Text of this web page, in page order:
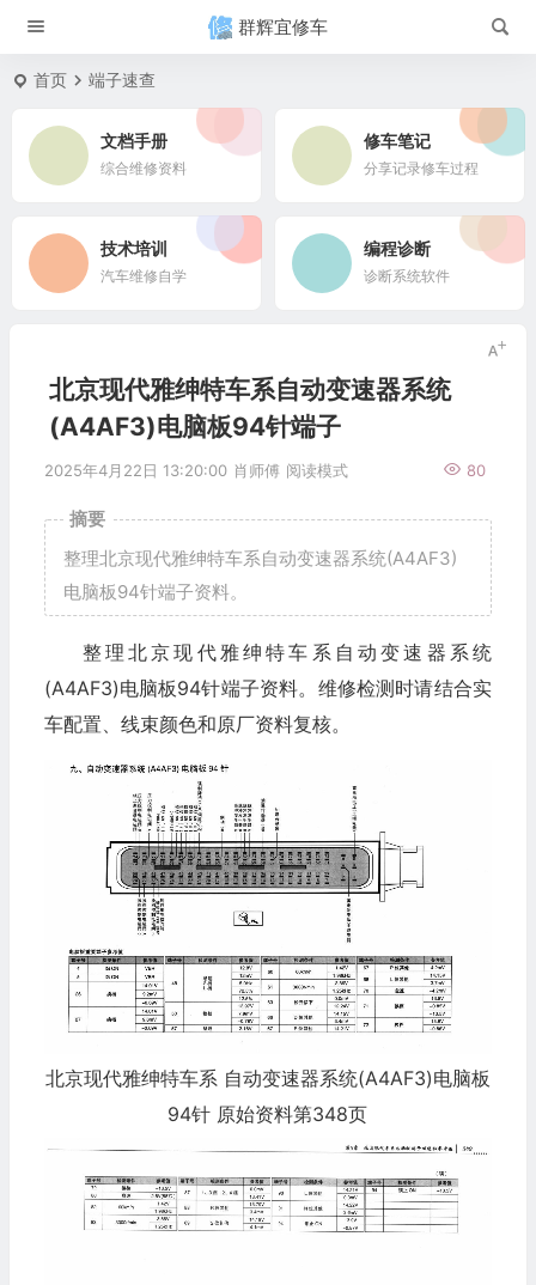
群辉宜修车
首页 端子速查
文档手册
综合维修资料
修车笔记
分享记录修车过程
技术培训
汽车维修自学
编程诊断
诊断系统软件
北京现代雅绅特车系自动变速器系统
(A4AF3)电脑板94针端子
2025年4月22日 13:20:00 肖师傅 80
阅读模式
摘要
整理北京现代雅绅特车系自动变速器系统(A4AF3)
电脑板94针端子资料。
整理北京现代雅绅特车系自动变速器系统
(A4AF3)电脑板94针端子资料。维修检测时请结合实
车配置、线束颜色和原厂资料复核。
北京现代雅绅特车系 自动变速器系统(A4AF3)电脑板
94针 原始资料第348页